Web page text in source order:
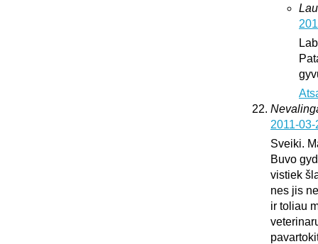
2011-
Sveiki.
Buvo
vistiek
nes jis
ir toliau